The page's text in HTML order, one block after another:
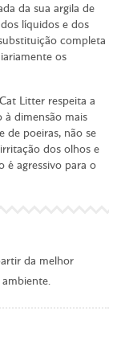
da sua argila de
líquidos e dos
completa
os
Litter respeita a
à dimensão mais
de poeiras, não se
dos olhos e
é agressivo para o
da melhor